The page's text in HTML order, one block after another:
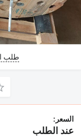
طلب
السعر:
عند الطلب